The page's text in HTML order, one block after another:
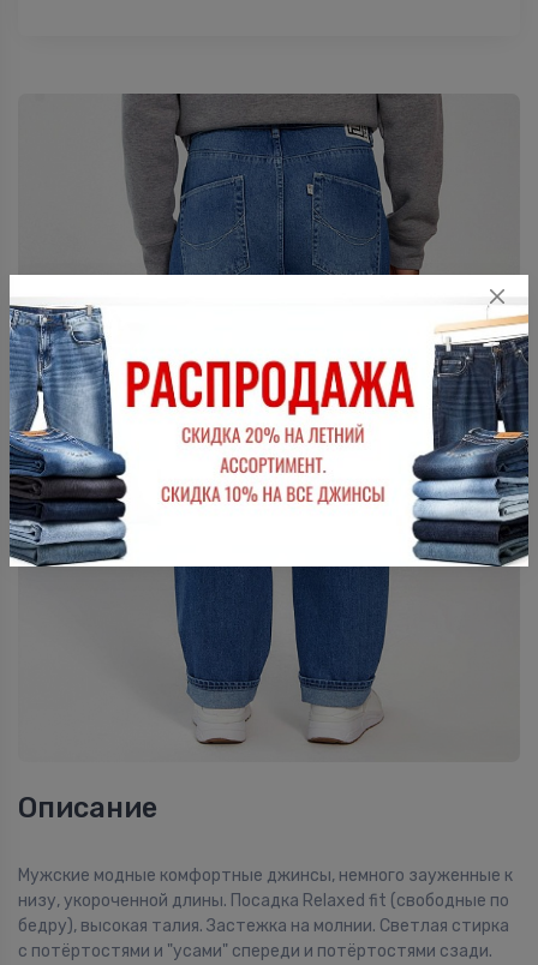
Описание
Мужские модные комфортные джинсы, немного зауженные к
низу, укороченной длины. Посадка Relaxed fit (свободные по
бедру), высокая талия. Застежка на молнии. Светлая стирка
с потёртостями и "усами" спереди и потёртостями сзади.